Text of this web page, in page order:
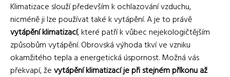
Klimatizace slouží především k ochlazování vzduchu,
nicméně ji lze používat také k vytápění. A je to právě
vytápění klimatizací, které patří k vůbec nejekologičtějším
způsobům vytápění. Obrovská výhoda tkví ve vzniku
okamžitého tepla a energetická úspornost. Možná vás
překvapí, ževytápění klimatizací je při stejném příkonu až